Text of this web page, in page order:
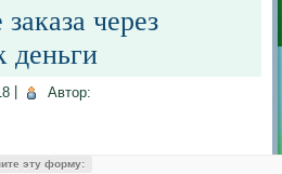
через
деньги
Автор:
эту форму: